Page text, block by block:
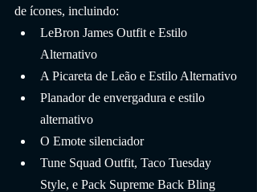
de ícones, incluindo:
LeBron James Outfit e Estilo
Alternativo
A Picareta de Leão e Estilo Alternativo
Planador de envergadura e estilo
alternativo
O Emote silenciador
Tune Squad Outfit, Taco Tuesday
Style, e Pack Supreme Back Bling